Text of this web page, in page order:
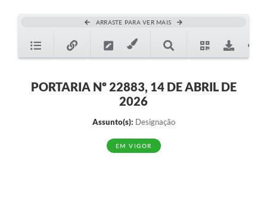
ARRASTE PARA VER MAIS
PORTARIA Nº 22883, 14 DE ABRIL DE
2026
Assunto(s): Designação
EM VIGOR